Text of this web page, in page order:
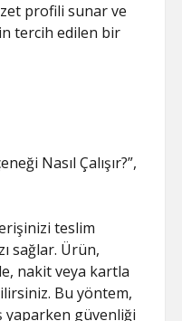
profili sunar ve
tercih edilen bir
Nasıl Çalışır?”,
teslim
sağlar. Ürün,
nakit veya kartla
Bu yöntem,
yaparken güvenliği